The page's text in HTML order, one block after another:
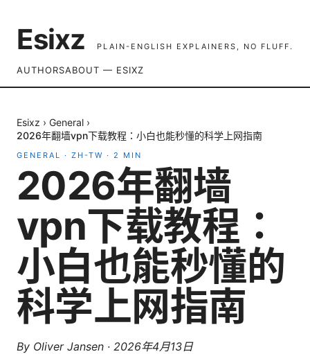
Esixz PLAIN-ENGLISH EXPLAINERS, NO FLUFF.
AUTHORSABOUT — ESIXZ
Esixz › General ›
2026年翻墙vpn下载教程：小白也能秒懂的科学上网指南
GENERAL · ZH-TW · 2 MIN
2026年翻墙
vpn下载教程：
小白也能秒懂的
科学上网指南
By Oliver Jansen · 2026年4月13日